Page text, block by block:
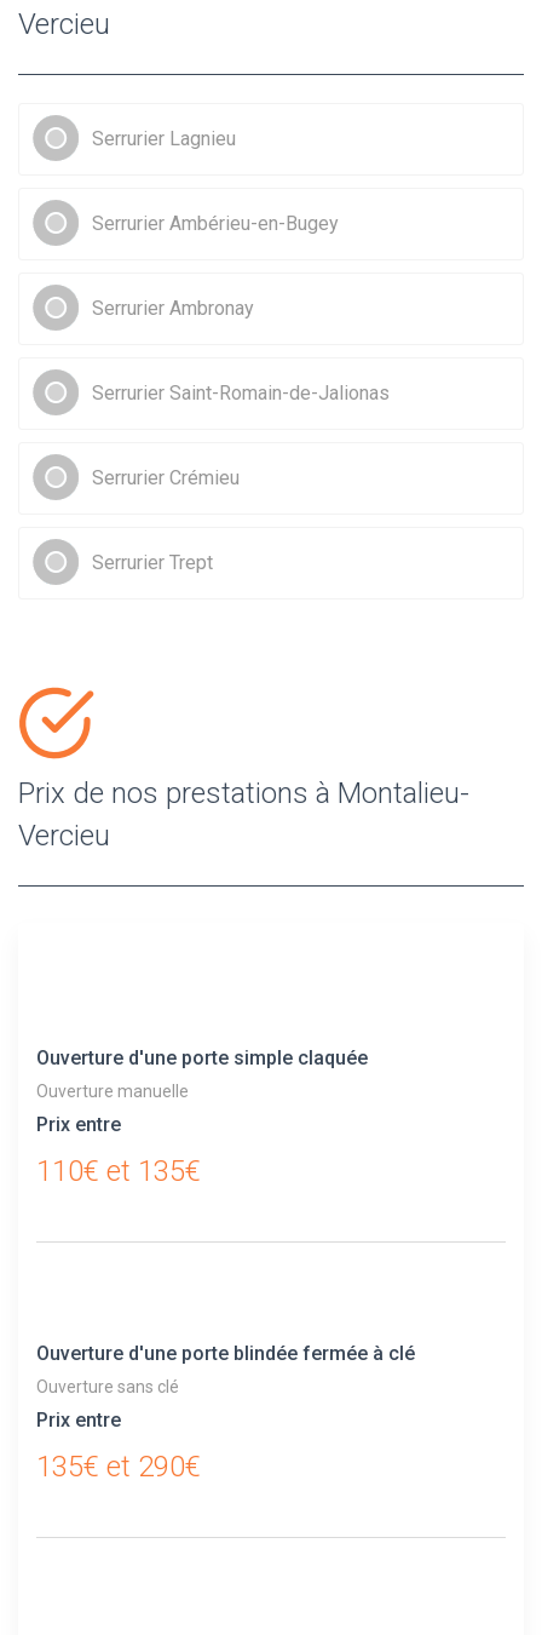
Vercieu
Serrurier Lagnieu
Serrurier Ambérieu-en-Bugey
Serrurier Ambronay
Serrurier Saint-Romain-de-Jalionas
Serrurier Crémieu
Serrurier Trept
Prix de nos prestations à Montalieu-
Vercieu
Ouverture d'une porte simple claquée
Ouverture manuelle
Prix entre
110€ et 135€
Ouverture d'une porte blindée fermée à clé
Ouverture sans clé
Prix entre
135€ et 290€